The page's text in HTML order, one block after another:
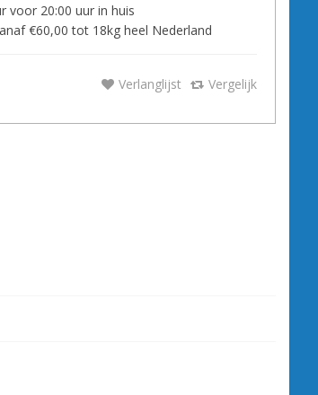
voor 20:00 uur in huis
€60,00 tot 18kg heel Nederland
Verlanglijst Vergelijk